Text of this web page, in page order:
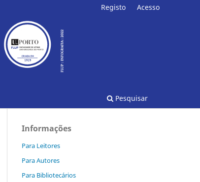
Pesquisar
Registo Acesso
Informações
Para Leitores
Para Autores
Para Bibliotecários